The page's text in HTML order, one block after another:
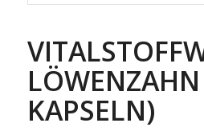
KAPSELN)